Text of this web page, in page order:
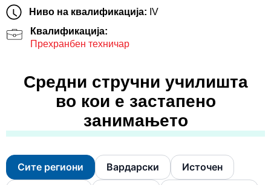
Ниво на квалификација: IV
Квалификација:
Прехранбен техничар
Средни стручни училишта
во кои е застапено
занимањето
Сите региони Вардарски Источен